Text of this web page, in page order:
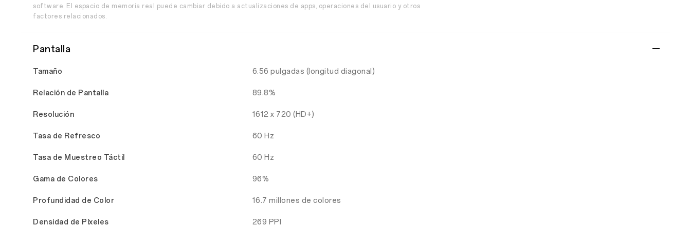
software. El espacio de memoria real puede cambiar debido a actualizaciones de apps, operaciones del usuario y otros
factores relacionados.
Pantalla
Tamaño 6.56 pulgadas (longitud diagonal)
Relación de Pantalla 89.8%
Resolución 1612 x 720 (HD+)
Tasa de Refresco 60 Hz
Tasa de Muestreo Táctil 60 Hz
Gama de Colores 96%
Profundidad de Color 16.7 millones de colores
Densidad de Píxeles 269 PPI